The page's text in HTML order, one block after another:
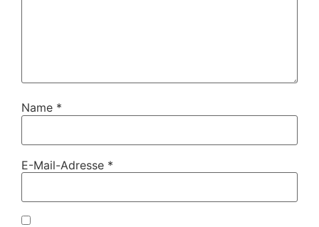
Name *
E-Mail-Adresse *